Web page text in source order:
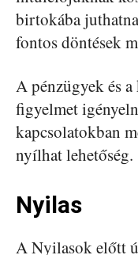
birtokába
fontos döntések
A pénzügyek és
figyelmet
kapcsolatokban
nyílhat lehetőség.
Nyilas
A Nyilasok előtt